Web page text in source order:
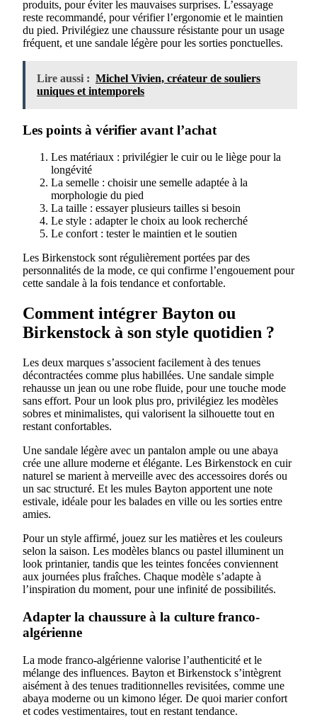
produits, pour éviter les mauvaises surprises. L’essayage
reste recommandé, pour vérifier l’ergonomie et le maintien
du pied. Privilégiez une chaussure résistante pour un usage
fréquent, et une sandale légère pour les sorties ponctuelles.
Lire aussi : Michel Vivien, créateur de souliers
uniques et intemporels
Les points à vérifier avant l’achat
Les matériaux : privilégier le cuir ou le liège pour la
longévité
La semelle : choisir une semelle adaptée à la
morphologie du pied
La taille : essayer plusieurs tailles si besoin
Le style : adapter le choix au look recherché
Le confort : tester le maintien et le soutien
Les Birkenstock sont régulièrement portées par des
personnalités de la mode, ce qui confirme l’engouement pour
cette sandale à la fois tendance et confortable.
Comment intégrer Bayton ou
Birkenstock à son style quotidien ?
Les deux marques s’associent facilement à des tenues
décontractées comme plus habillées. Une sandale simple
rehausse un jean ou une robe fluide, pour une touche mode
sans effort. Pour un look plus pro, privilégiez les modèles
sobres et minimalistes, qui valorisent la silhouette tout en
restant confortables.
Une sandale légère avec un pantalon ample ou une abaya
crée une allure moderne et élégante. Les Birkenstock en cuir
naturel se marient à merveille avec des accessoires dorés ou
un sac structuré. Et les mules Bayton apportent une note
estivale, idéale pour les balades en ville ou les sorties entre
amies.
Pour un style affirmé, jouez sur les matières et les couleurs
selon la saison. Les modèles blancs ou pastel illuminent un
look printanier, tandis que les teintes foncées conviennent
aux journées plus fraîches. Chaque modèle s’adapte à
l’inspiration du moment, pour une infinité de possibilités.
Adapter la chaussure à la culture franco-
algérienne
La mode franco-algérienne valorise l’authenticité et le
mélange des influences. Bayton et Birkenstock s’intègrent
aisément à des tenues traditionnelles revisitées, comme une
abaya moderne ou un kimono léger. De quoi marier confort
et codes vestimentaires, tout en restant tendance.